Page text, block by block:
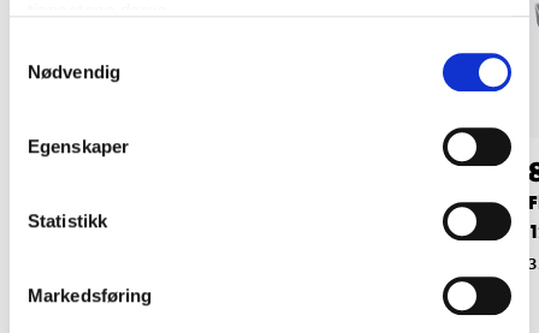
Nødvendig
Egenskaper
Statistikk
Markedsføring
35-1099
Sikringsverktøy, mini